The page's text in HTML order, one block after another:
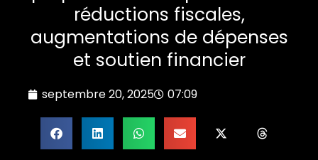
réductions fiscales,
augmentations de dépenses
et soutien financier
septembre 20, 2025 07:09